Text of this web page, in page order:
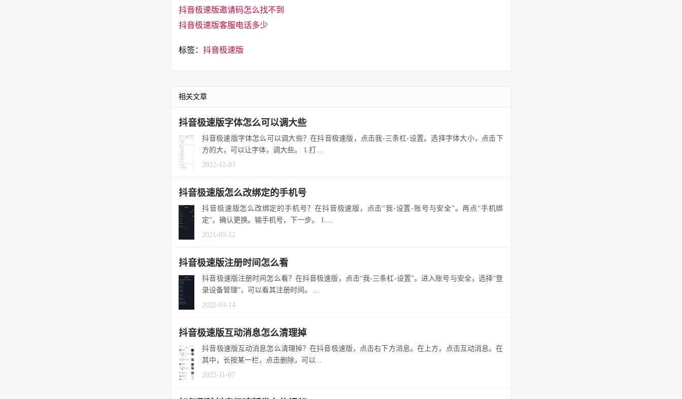
抖音极速版邀请码怎么找不到
抖音极速版客服电话多少
标签： 抖音极速版
相关文章
抖音极速版字体怎么可以调大些
抖音极速版字体怎么可以调大些？在抖音极速版，点击我-三条杠-设置。选择字体大小，点击下
方的大，可以让字体，调大些。 1.打...
2022-12-03
抖音极速版怎么改绑定的手机号
抖音极速版怎么改绑定的手机号？在抖音极速版，点击“我-设置-账号与安全”。再点“手机绑
定”，确认更换。输手机号，下一步。 1....
2021-05-12
抖音极速版注册时间怎么看
抖音极速版注册时间怎么看？在抖音极速版，点击“我-三条杠-设置”。进入账号与安全，选择“登
录设备管理”，可以看其注册时间。 ...
2022-03-14
抖音极速版互动消息怎么清理掉
抖音极速版互动消息怎么清理掉？在抖音极速版，点击右下方消息。在上方，点击互动消息。在
其中，长按某一栏，点击删除，可以...
2022-11-07